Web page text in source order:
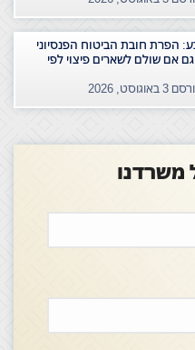
הפרת חובת הביטוח הפנסיוני
אם שולם לשארים פיצוי לפי
3 באוגוסט, 2026
משרדנו